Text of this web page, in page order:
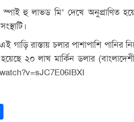
হু লাভড মি’ দেখে অনুপ্রাণিত
গাড়ি রাস্তায় চলার পাশাপাশি পানির
হয়েছে ২০ লাখ মার্কিন ডলার